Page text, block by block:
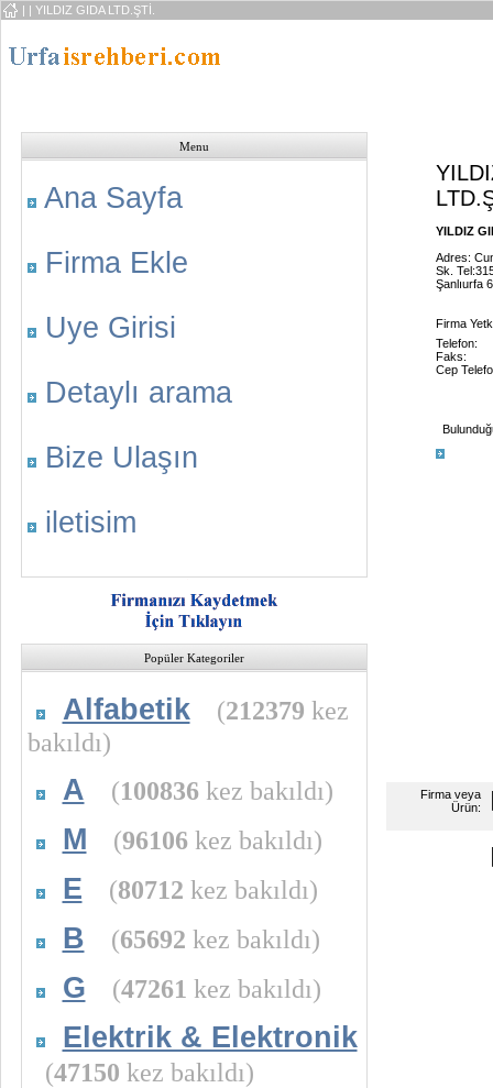
| | YILDIZ GIDA LTD.ŞTİ.
Menu
Ana Sayfa
Firma Ekle
Uye Girisi
Detaylı arama
Bize Ulaşın
iletisim
Popüler Kategoriler
Alfabetik (212379 kez
bakıldı)
A (100836 kez bakıldı)
M (96106 kez bakıldı)
E (80712 kez bakıldı)
B (65692 kez bakıldı)
G (47261 kez bakıldı)
Elektrik & Elektronik
(47150 kez bakıldı)
YILDIZ
Adres:
Sk.
Şanlıurfa
Firma
Telefon:
Faks:
Cep
Firma veya
Ürün: